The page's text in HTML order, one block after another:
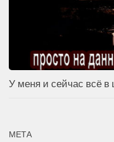
У меня и сейчас всё в
МЕТА